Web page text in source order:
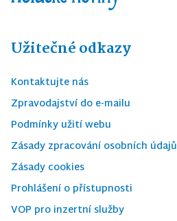
Užitečné odkazy
Kontaktujte nás
Zpravodajství do e-mailu
Podmínky užití webu
Zásady zpracování osobních údajů
Zásady cookies
Prohlášení o přístupnosti
VOP pro inzertní služby